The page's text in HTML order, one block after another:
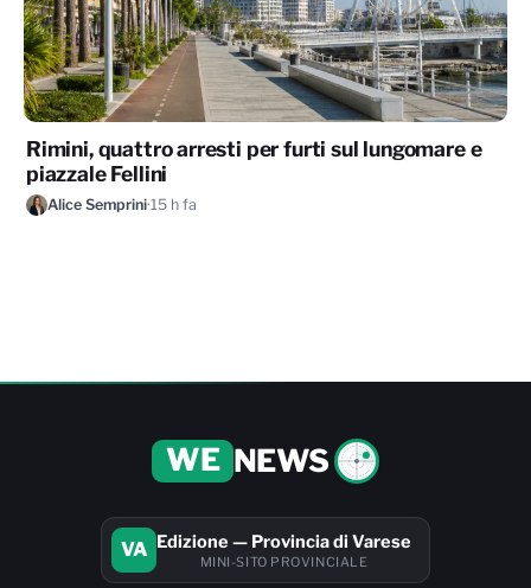
Rimini, quattro arresti per furti sul lungomare e
piazzale Fellini
Alice Semprini·15 h fa
WE NEWS
VA Edizione — Provincia di Varese
MINI-SITO PROVINCIALE